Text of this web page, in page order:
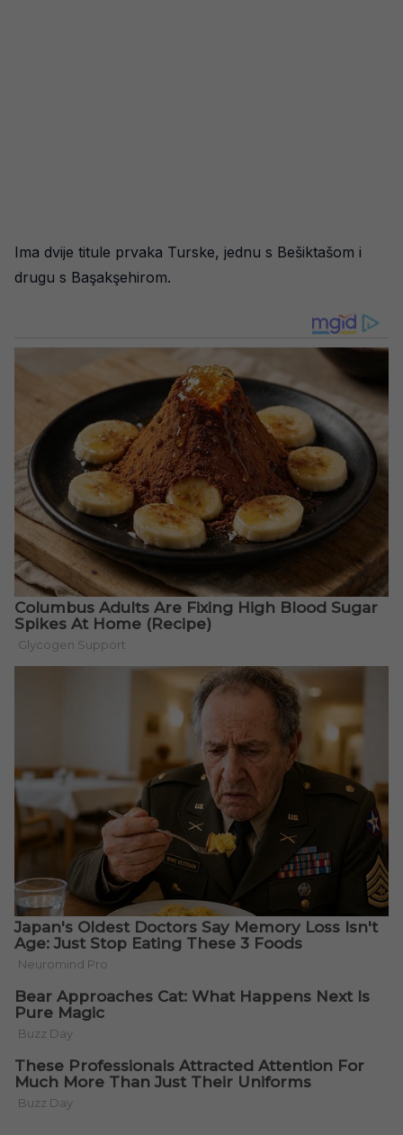
Ima dvije titule prvaka Turske, jednu s Bešiktašom i
drugu s Başakşehirom.